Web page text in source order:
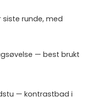
runde, med
— best brukt